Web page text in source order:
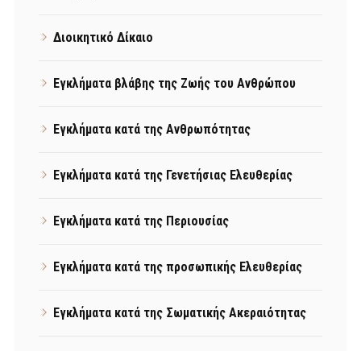
Διοικητικό Δίκαιο
Εγκλήματα βλάβης της Ζωής του Ανθρώπου
Εγκλήματα κατά της Ανθρωπότητας
Εγκλήματα κατά της Γενετήσιας Ελευθερίας
Εγκλήματα κατά της Περιουσίας
Εγκλήματα κατά της προσωπικής Ελευθερίας
Εγκλήματα κατά της Σωματικής Ακεραιότητας